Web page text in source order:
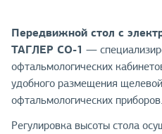
Передвижной стол с
ТАГЛЕР СО-1 —
офтальмологических
удобного размещения
офтальмологических приборов.
Регулировка высоты стола